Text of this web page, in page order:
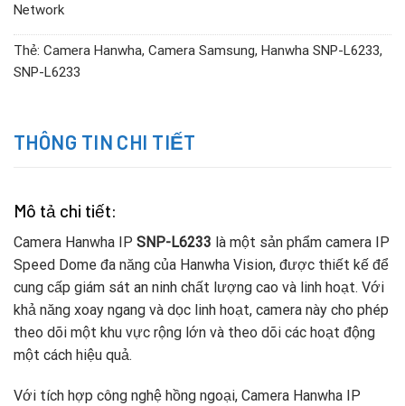
Network
Thẻ: Camera Hanwha, Camera Samsung, Hanwha SNP-L6233,
SNP-L6233
THÔNG TIN CHI TIẾT
Mô tả chi tiết:
Camera Hanwha IP SNP-L6233 là một sản phẩm camera IP
Speed Dome đa năng của Hanwha Vision, được thiết kế để
cung cấp giám sát an ninh chất lượng cao và linh hoạt. Với
khả năng xoay ngang và dọc linh hoạt, camera này cho phép
theo dõi một khu vực rộng lớn và theo dõi các hoạt động
một cách hiệu quả.
Với tích hợp công nghệ hồng ngoại, Camera Hanwha IP